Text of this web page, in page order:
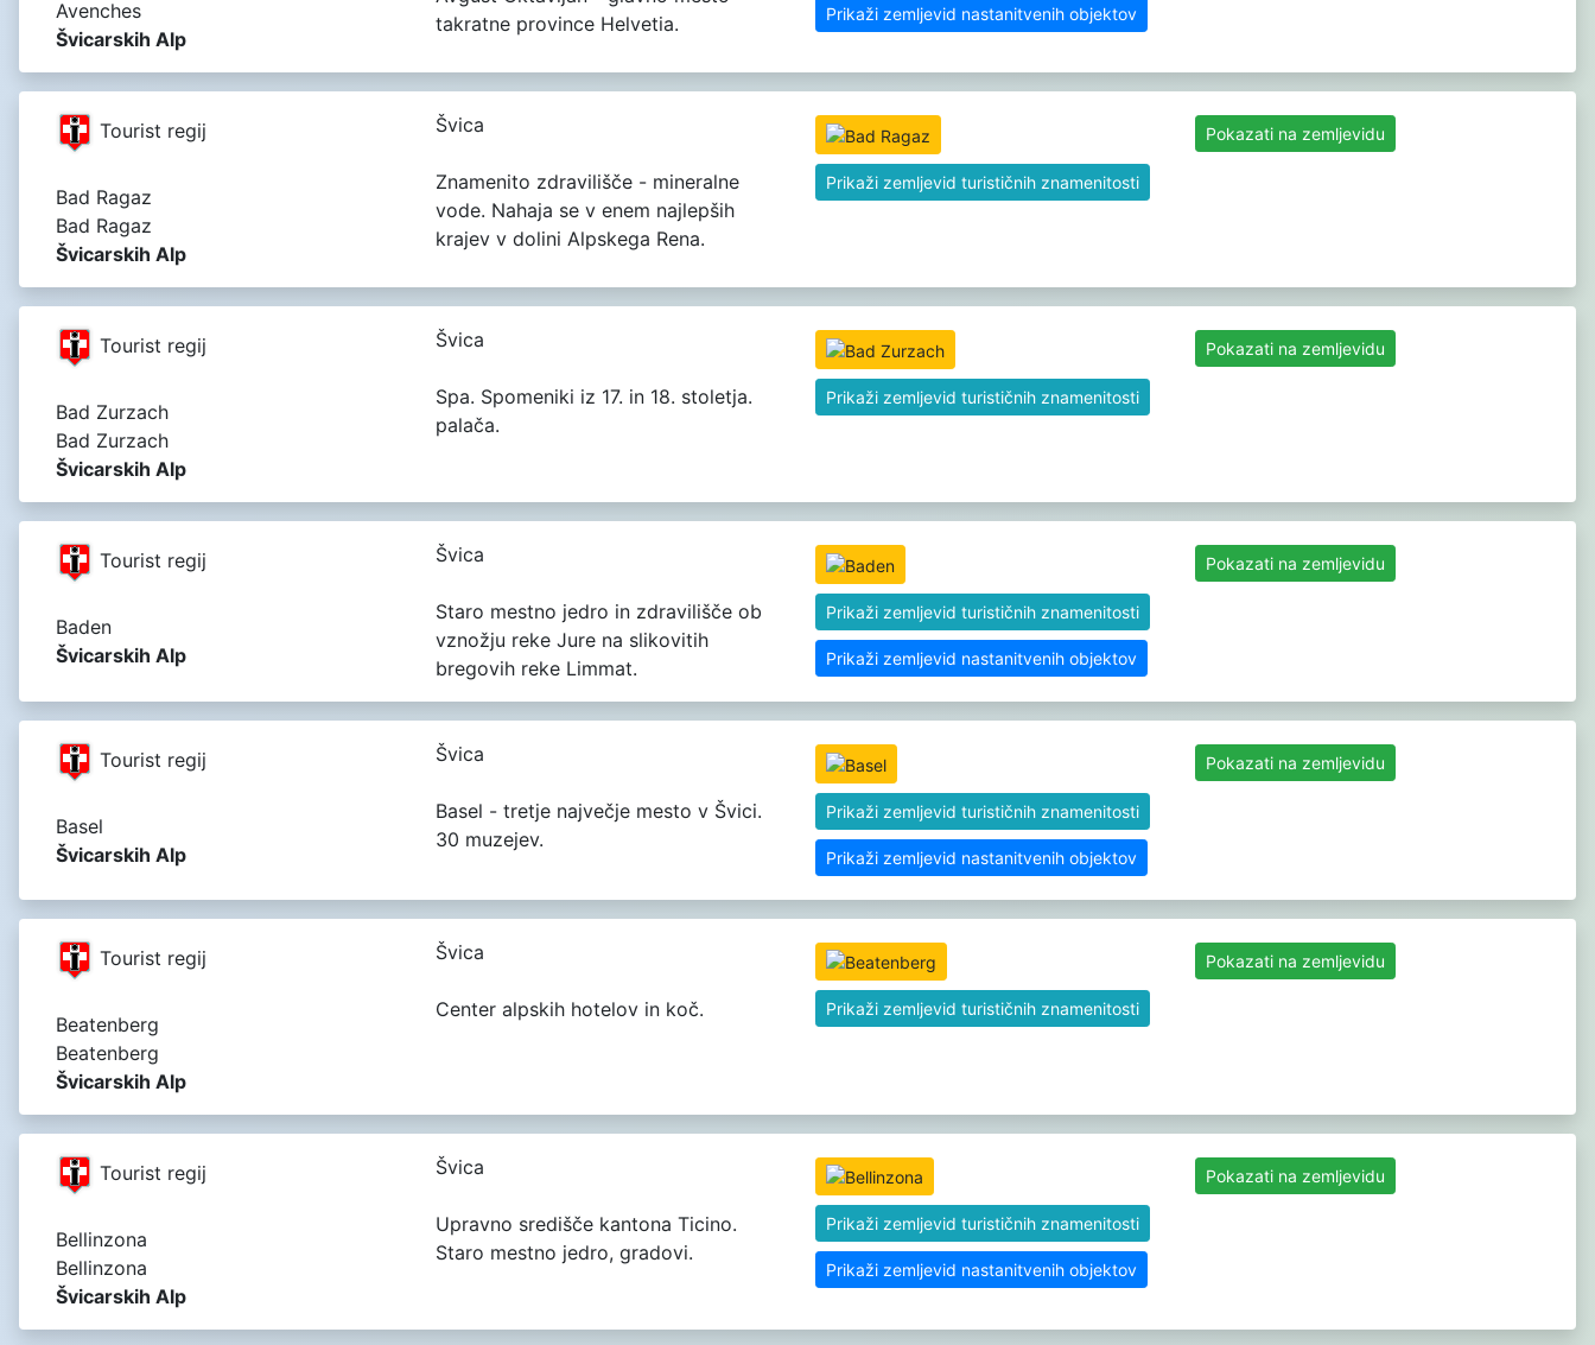
Avenches
Švicarskih Alp
takratne province Helvetia.
Prikaži zemljevid nastanitvenih objektov
Tourist regij
Bad Ragaz
Bad Ragaz
Švicarskih Alp
Švica
Znamenito zdravilišče - mineralne
vode. Nahaja se v enem najlepših
krajev v dolini Alpskega Rena.
Prikaži zemljevid turističnih znamenitosti
Pokazati na zemljevidu
Tourist regij
Bad Zurzach
Bad Zurzach
Švicarskih Alp
Švica
Spa. Spomeniki iz 17. in 18. stoletja.
palača.
Prikaži zemljevid turističnih znamenitosti
Pokazati na zemljevidu
Tourist regij
Baden
Švicarskih Alp
Švica
Staro mestno jedro in zdravilišče ob
vznožju reke Jure na slikovitih
bregovih reke Limmat.
Prikaži zemljevid turističnih znamenitosti
Prikaži zemljevid nastanitvenih objektov
Pokazati na zemljevidu
Tourist regij
Basel
Švicarskih Alp
Švica
Basel - tretje največje mesto v Švici.
30 muzejev.
Prikaži zemljevid turističnih znamenitosti
Prikaži zemljevid nastanitvenih objektov
Pokazati na zemljevidu
Tourist regij
Beatenberg
Beatenberg
Švicarskih Alp
Švica
Center alpskih hotelov in koč. Prikaži zemljevid turističnih znamenitosti
Pokazati na zemljevidu
Tourist regij
Bellinzona
Bellinzona
Švicarskih Alp
Švica
Upravno središče kantona Ticino.
Staro mestno jedro, gradovi.
Prikaži zemljevid turističnih znamenitosti
Prikaži zemljevid nastanitvenih objektov
Pokazati na zemljevidu